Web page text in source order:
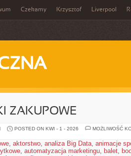
Czekamy Krzysztof Liverpool
ZAKUPOWE
POSTED ON KWI - 1 - 2026
MOŻLIWOŚĆ
, aktorstwo, analiza Big Data, animacje
, automatyzacja marketingu, balet,